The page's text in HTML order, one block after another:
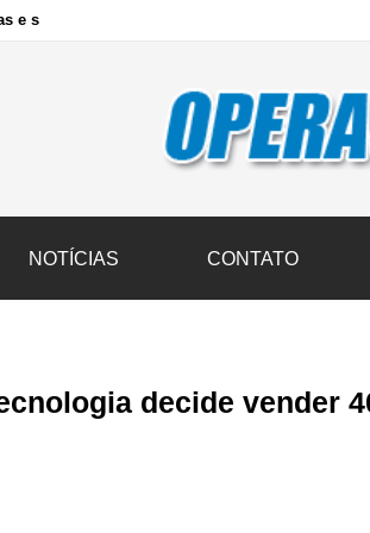
e sociedade civil transportam 3,6 mil
NOTÍCIAS CONTATO
decide vender